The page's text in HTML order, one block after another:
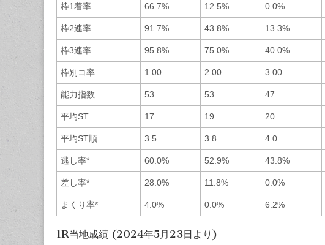
枠1着率 66.7% 12.5% 0.0%
枠2連率 91.7% 43.8% 13.3%
枠3連率 95.8% 75.0% 40.0%
枠別コ率 1.00 2.00 3.00
能力指数 53 53 47
平均ST 17 19 20
平均ST順 3.5 3.8 4.0
逃し率* 60.0% 52.9% 43.8%
差し率* 28.0% 11.8% 0.0%
まくり率* 4.0% 0.0% 6.2%
1R当地成績 (2024年5月23日より)